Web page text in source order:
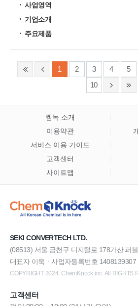
사업영역
기업소개
주요제품
1 2 3 4 5
10
켐녹 소개
이용약관
서비스 이용 가이드
고객센터
사이트맵
SEKI CONVERTECH LTD.
(08513) 서울 금천구 디지털로 178가산 퍼
대표자 이욱ㆍ사업자등록번호 1408139307
COPYRIGHT 2024. ChemKnock inc. All RIGHTS
고객센터